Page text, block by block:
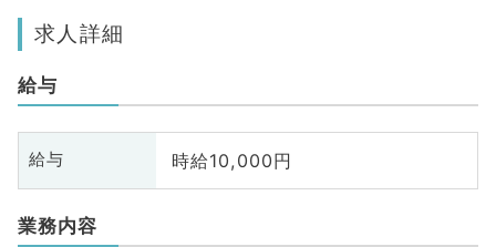
求人詳細
給与
給与 時給10,000円
業務内容